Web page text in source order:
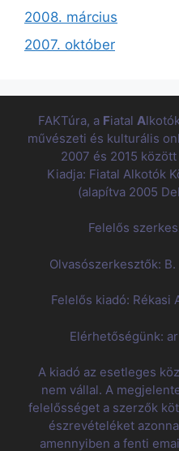
2008. március
2007. október
FAKTúra, a Fiatal A
művészeti és kulturális
2007 és 2015
Kiadja: Fiatal Alkotók
(alapítva 2005
Felelős
Olvasószerkesztők:
Felelős kiadó: Rékasi
Elérhetőségünk:
A kiadó az esetleges
nem vállal. A
felelősséget a szerzők
észrevételéket
amennyiben a fenti